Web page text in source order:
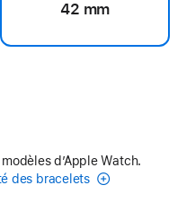
42 mm
d’Apple Watch.
des bracelets